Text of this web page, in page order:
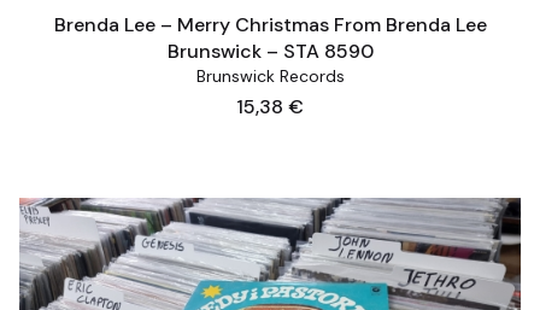
Brenda Lee – Merry Christmas From Brenda Lee
Brunswick – STA 8590
Brunswick Records
Preis
15,38 €